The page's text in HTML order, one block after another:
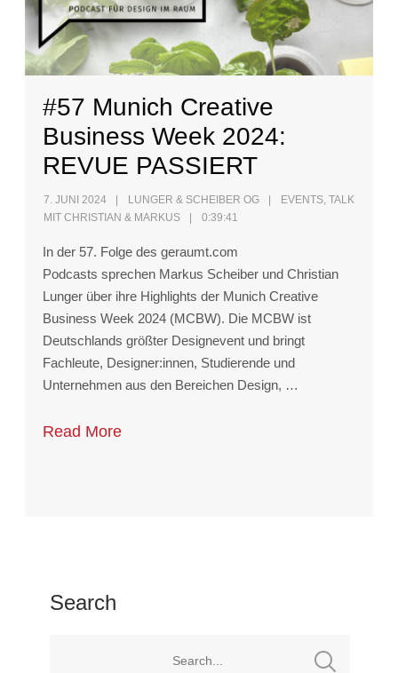
#57 Munich Creative
Business Week 2024:
REVUE PASSIERT
7. JUNI 2024 LUNGER & SCHEIBER OG EVENTS ,TALK
MIT CHRISTIAN & MARKUS
0:39:41
In der 57. Folge des geraumt.com
Podcasts sprechen Markus Scheiber und Christian
Lunger über ihre Highlights der Munich Creative
Business Week 2024 (MCBW). Die MCBW ist
Deutschlands größter Designevent und bringt
Fachleute, Designer:innen, Studierende und
Unternehmen aus den Bereichen Design, …
Read More
Search